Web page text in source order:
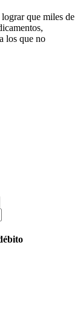
que miles de
los que no